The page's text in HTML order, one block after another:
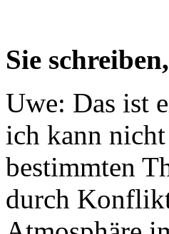
Sie
Uwe: Das ist
ich kann
bestimmten
durch